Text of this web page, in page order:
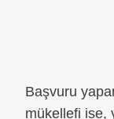
Başvuru
mükellefi ise,